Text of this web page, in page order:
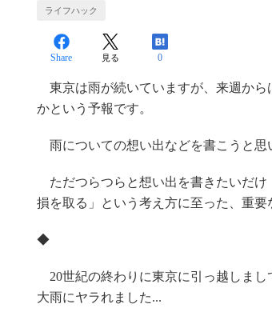
ライフハック
Share 見る 0
東京は雨が続いていますが、来週から
かという予報です。
雨についての想い出などを書こうと思
ただつらつらと想い出を書きたいだけ
損を取る」という考え方に至った、重要
◆
20世紀の終わりに東京に引っ越しまし
大雨にヤラれました...